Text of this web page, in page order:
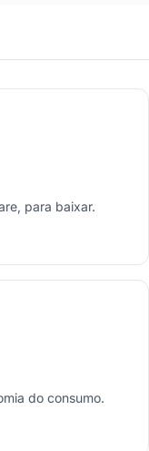
para baixar.
do consumo.